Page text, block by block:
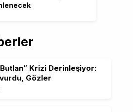
Butlan” Krizi Derinleşiyor:
Gözler